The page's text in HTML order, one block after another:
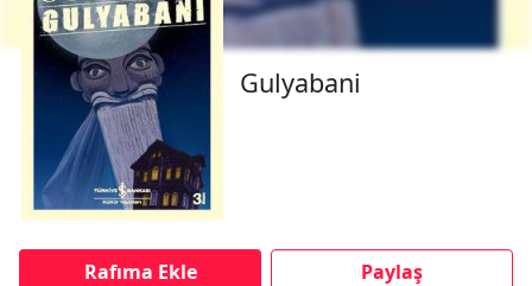
Gulyabani
Rafıma Ekle Paylaş